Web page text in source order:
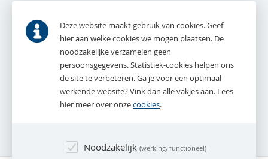
Parkweg 53
2271 AEVoorburg
070 - 387 16 16
info@debruynentak.nl
06 - 27 888 387
Deze website maakt gebruik van cookies. Geef
hier aan welke cookies we mogen plaatsen. De
noodzakelijke verzamelen geen
persoonsgegevens. Statistiek-cookies helpen ons
de site te verbeteren. Ga je voor een optimaal
werkende website? Vink dan alle vakjes aan. Lees
hier meer over onzecookies.
Noodzakelijk werking, functioneel